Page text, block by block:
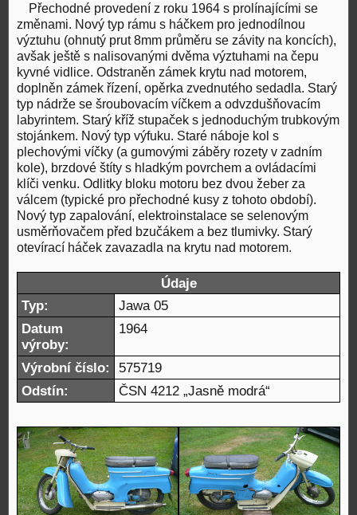
Přechodné provedení z roku 1964 s prolínajícími se
změnami. Nový typ rámu s háčkem pro jednodílnou
výztuhu (ohnutý prut 8mm průměru se závity na koncích),
avšak ještě s nalisovanými dvěma výztuhami na čepu
kyvné vidlice. Odstraněn zámek krytu nad motorem,
doplněn zámek řízení, opěrka zvednutého sedadla. Starý
typ nádrže se šroubovacím víčkem a odvzdušňovacím
labyrintem. Starý kříž stupaček s jednoduchým trubkovým
stojánkem. Nový typ výfuku. Staré náboje kol s
plechovými víčky (a gumovými záběry rozety v zadním
kole), brzdové štíty s hladkým povrchem a ovládacími
klíči venku. Odlitky bloku motoru bez dvou žeber za
válcem (typické pro přechodné kusy z tohoto období).
Nový typ zapalování, elektroinstalace se selenovým
usměrňovačem před bzučákem a bez tlumivky. Starý
otevírací háček zavazadla na krytu nad motorem.
Údaje
Typ:
Jawa 05
Datum
výroby:
1964
Výrobní číslo:
575719
Odstín:
ČSN 4212 „Jasně modrá“